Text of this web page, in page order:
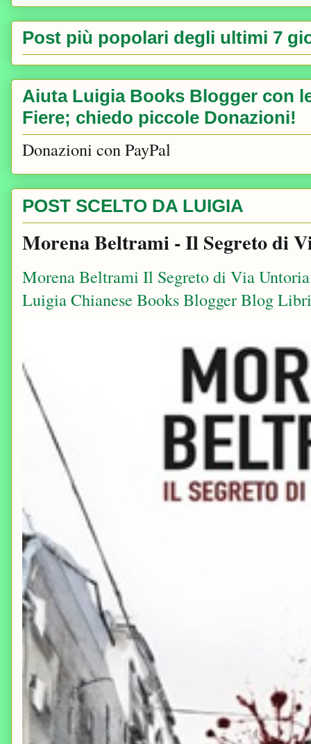
Post più popolari degli ultimi 7
Aiuta Luigia Books Blogger con
Fiere; chiedo piccole Donazioni!
Donazioni con PayPal
POST SCELTO DA LUIGIA
Morena Beltrami - Il Segreto di
Morena Beltrami Il Segreto di Via
Luigia Chianese Books Blogger Blog